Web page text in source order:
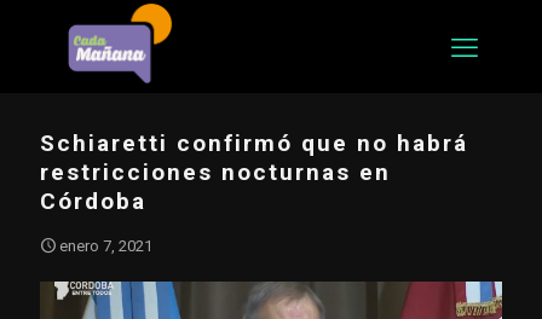
Schiaretti confirmó que no habrá
restricciones nocturnas en
Córdoba
enero 7, 2021